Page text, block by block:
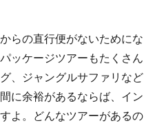
らの直行便がないためにな
ッケージツアーもたくさん
、ジャングルサファリなど
に余裕があるならば、イン
よ。どんなツアーがあるの